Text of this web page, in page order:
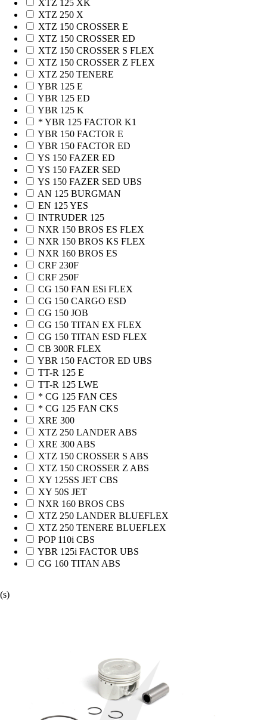
XTZ 125 XK
XTZ 250 X
XTZ 150 CROSSER E
XTZ 150 CROSSER ED
XTZ 150 CROSSER S FLEX
XTZ 150 CROSSER Z FLEX
XTZ 250 TENERE
YBR 125 E
YBR 125 ED
YBR 125 K
* YBR 125 FACTOR K1
YBR 150 FACTOR E
YBR 150 FACTOR ED
YS 150 FAZER ED
YS 150 FAZER SED
YS 150 FAZER SED UBS
AN 125 BURGMAN
EN 125 YES
INTRUDER 125
NXR 150 BROS ES FLEX
NXR 150 BROS KS FLEX
NXR 160 BROS ES
CRF 230F
CRF 250F
CG 150 FAN ESi FLEX
CG 150 CARGO ESD
CG 150 JOB
CG 150 TITAN EX FLEX
CG 150 TITAN ESD FLEX
CB 300R FLEX
YBR 150 FACTOR ED UBS
TT-R 125 E
TT-R 125 LWE
* CG 125 FAN CES
* CG 125 FAN CKS
XRE 300
XTZ 250 LANDER ABS
XRE 300 ABS
XTZ 150 CROSSER S ABS
XTZ 150 CROSSER Z ABS
XY 125SS JET CBS
XY 50S JET
NXR 160 BROS CBS
XTZ 250 LANDER BLUEFLEX
XTZ 250 TENERE BLUEFLEX
POP 110i CBS
YBR 125i FACTOR UBS
CG 160 TITAN ABS
(s)